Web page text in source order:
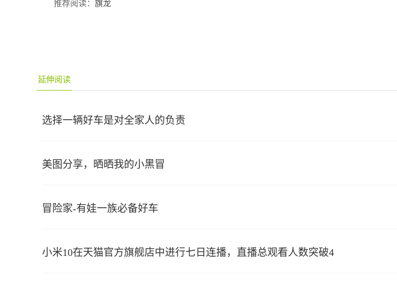
推荐阅读： 旗龙
延伸阅读
选择一辆好车是对全家人的负责
美图分享，晒晒我的小黑冒
冒险家-有娃一族必备好车
小米10在天猫官方旗舰店中进行七日连播，直播总观看人数突破4